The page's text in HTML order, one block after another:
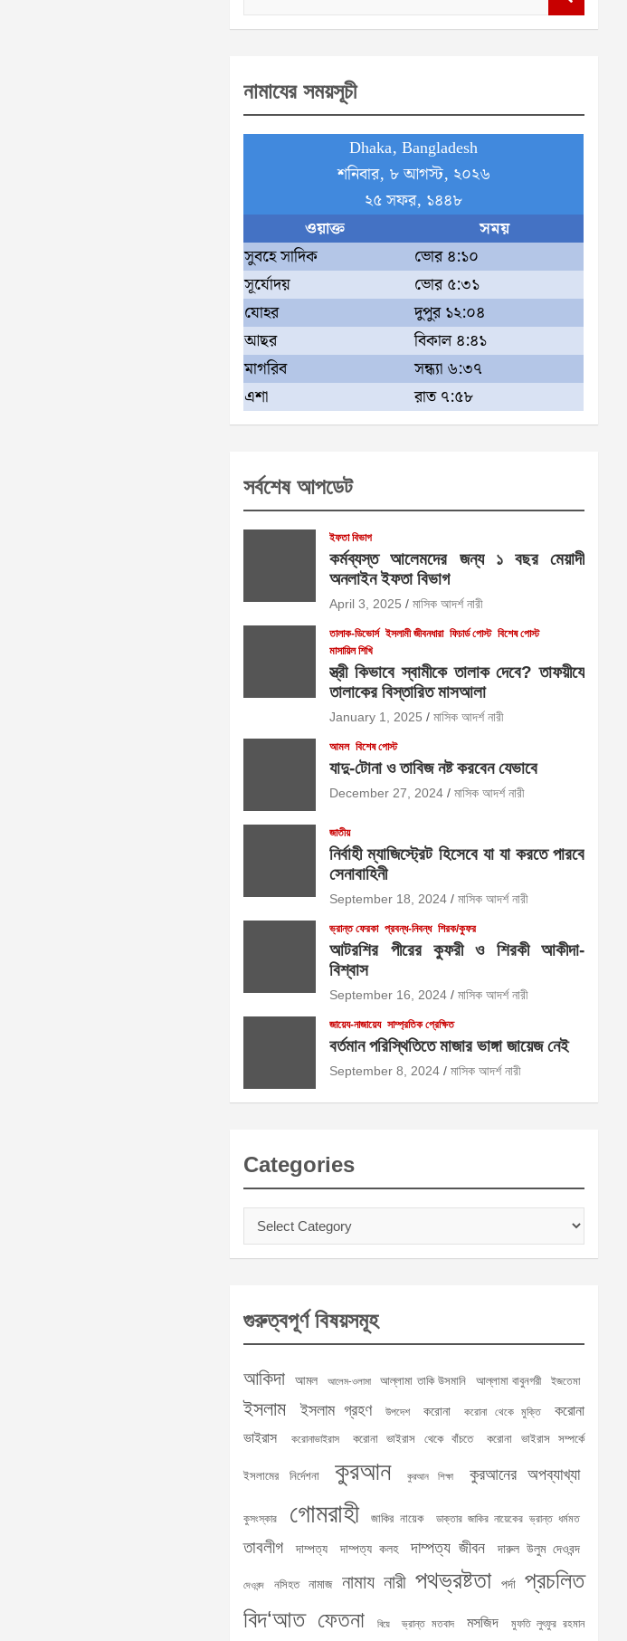
c
h
নামাযের সময়সূচী
Dhaka, Bangladesh
শনিবার, ৮ আগস্ট, ২০২৬
২৫ সফর, ১৪৪৮
ওয়াক্ত
সময়
সুবহে সাদিক
ভোর ৪:১০
সূর্যোদয়
ভোর ৫:৩১
যোহর
দুপুর ১২:০৪
আছর
বিকাল ৪:৪১
মাগরিব
সন্ধ্যা ৬:৩৭
এশা
রাত ৭:৫৮
সর্বশেষ আপডেট
ইফতা বিভাগ
কর্মব্যস্ত আলেমদের জন্য ১ বছর মেয়াদী
অনলাইন ইফতা বিভাগ
April 3, 2025 মাসিক আদর্শ নারী
তালাক-ডিভোর্স ইসলামী জীবনধারা ফিচার্ড পোস্ট বিশেষ পোস্ট
মাসায়িল শিখি
স্ত্রী কিভাবে স্বামীকে তালাক দেবে? তাফয়ীযে
তালাকের বিস্তারিত মাসআলা
January 1, 2025 মাসিক আদর্শ নারী
আমল বিশেষ পোস্ট
যাদু-টোনা ও তাবিজ নষ্ট করবেন যেভাবে
December 27, 2024 মাসিক আদর্শ নারী
জাতীয়
নির্বাহী ম্যাজিস্ট্রেট হিসেবে যা যা করতে পারবে
সেনাবাহিনী
September 18, 2024 মাসিক আদর্শ নারী
ভ্রান্ত ফেরকা প্রবন্ধ-নিবন্ধ শিরক/কুফর
আটরশির পীরের কুফরী ও শিরকী আকীদা-
বিশ্বাস
September 16, 2024 মাসিক আদর্শ নারী
জায়েয-নাজায়েয সাম্প্রতিক প্রেক্ষিত
বর্তমান পরিস্থিতিতে মাজার ভাঙ্গা জায়েজ নেই
September 8, 2024 মাসিক আদর্শ নারী
Categories
Categories
গুরুত্বপূর্ণ বিষয়সমূহ
আকিদা আমল আলেম-ওলামা আল্লামা তাকি উসমানি আল্লামা বাবুনগরী ইজতেমা
ইসলাম ইসলাম গ্রহণ উপদেশ করোনা করোনা থেকে মুক্তি
করোনা
ভাইরাস
করোনাভাইরাস করোনা ভাইরাস থেকে বাঁচতে করোনা ভাইরাস সম্পর্কে
ইসলামের নির্দেশনা কুরআন কুরআন শিক্ষা কুরআনের অপব্যাখ্যা
কুসংস্কার গোমরাহী জাকির নায়েক ডাক্তার জাকির নায়েকের ভ্রান্ত ধর্মমত
তাবলীগ দাম্পত্য দাম্পত্য কলহ দাম্পত্য জীবন দারুল উলুম দেওবন্দ
দেওবন্দ নসিহত নামাজ নামায নারী পথভ্রষ্টতা পর্দা
প্রচলিত
বিদ‘আত ফেতনা বিয়ে ভ্রান্ত মতবাদ মসজিদ মুফতি লুৎফুর রহমান